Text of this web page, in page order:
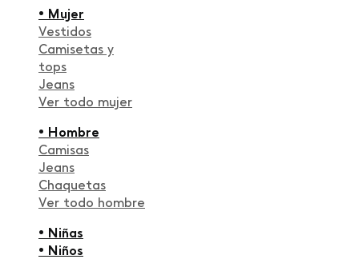
• Mujer
Vestidos
Camisetas y
tops
Jeans
Ver todo mujer
• Hombre
Camisas
Jeans
Chaquetas
Ver todo hombre
• Niñas
• Niños